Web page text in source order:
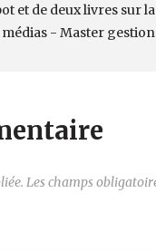
et de deux livres sur
- Master
Les champs